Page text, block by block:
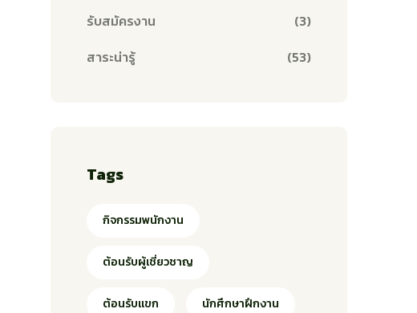
รับสมัครงาน
(3)
สาระน่ารู้
(53)
Tags
กิจกรรมพนักงาน
ต้อนรับผู้เชี่ยวชาญ
ต้อนรับแขก นักศึกษาฝึกงาน